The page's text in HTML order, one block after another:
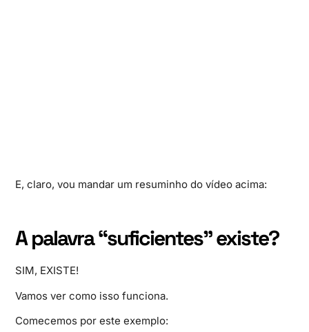
E, claro, vou mandar um resuminho do vídeo acima:
A palavra “suficientes” existe?
SIM, EXISTE!
Vamos ver como isso funciona.
Comecemos por este exemplo: